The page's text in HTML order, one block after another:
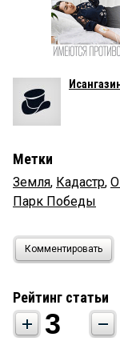
Метки
Земля, Кадастр,
Парк Победы
Комментировать
Рейтинг статьи
3